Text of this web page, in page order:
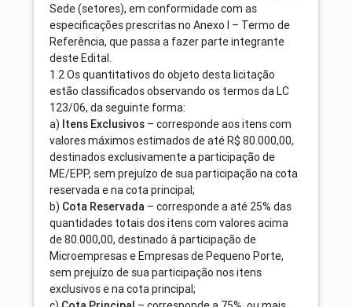
Sede (setores), em conformidade com as
especificações prescritas no Anexo I – Termo de
Referência, que passa a fazer parte integrante
deste Edital.
1.2 Os quantitativos do objeto desta licitação
estão classificados observando os termos da LC
123/06, da seguinte forma:
a) Itens Exclusivos – corresponde aos itens com
valores máximos estimados de até R$ 80.000,00,
destinados exclusivamente a participação de
ME/EPP, sem prejuízo de sua participação na cota
reservada e na cota principal;
b) Cota Reservada – corresponde a até 25% das
quantidades totais dos itens com valores acima
de 80.000,00, destinado à participação de
Microempresas e Empresas de Pequeno Porte,
sem prejuízo de sua participação nos itens
exclusivos e na cota principal;